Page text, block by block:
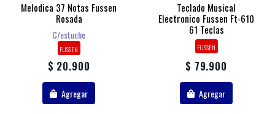
Melodica 37 Notas Fussen
Rosada
C/estuche
FUSSEN
$ 20.900
Agregar
Teclado Musical
Electronico Fussen Ft-610
61 Teclas
FUSSEN
$ 79.900
Agregar